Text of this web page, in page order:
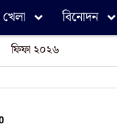
খেলা বিনোদন
ফিফা ২০২৬